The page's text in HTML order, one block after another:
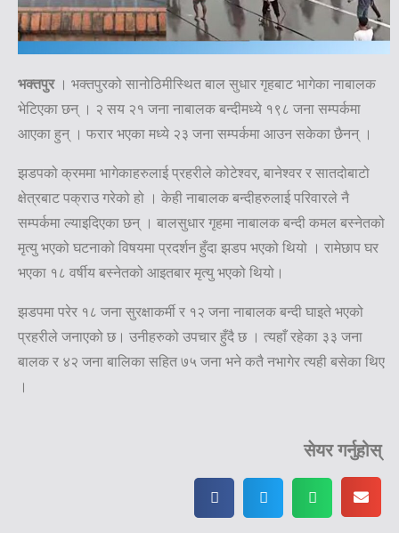
भक्तपुर। भक्तपुरको सानोठिमीस्थित बाल सुधार गृहबाट भागेका नाबालक
भेटिएका छन् । २ सय २१ जना नाबालक बन्दीमध्ये १९८ जना सम्पर्कमा
आएका हुन् । फरार भएका मध्ये २३ जना सम्पर्कमा आउन सकेका छैनन् ।
झडपको क्रममा भागेकाहरुलाई प्रहरीले कोटेश्वर, बानेश्वर र सातदोबाटो
क्षेत्रबाट पक्राउ गरेको हो । केही नाबालक बन्दीहरुलाई परिवारले नै
सम्पर्कमा ल्याइदिएका छन् । बालसुधार गृहमा नाबालक बन्दी कमल बस्नेतको
मृत्यु भएको घटनाको विषयमा प्रदर्शन हुँदा झडप भएको थियो । रामेछाप घर
भएका १८ वर्षीय बस्नेतको आइतबार मृत्यु भएको थियो।
झडपमा परेर १८ जना सुरक्षाकर्मी र १२ जना नाबालक बन्दी घाइते भएको
प्रहरीले जनाएको छ। उनीहरुको उपचार हुँदै छ । त्यहाँ रहेका ३३ जना
बालक र ४२ जना बालिका सहित ७५ जना भने कतै नभागेर त्यही बसेका थिए
।
सेयर गर्नुहोस्